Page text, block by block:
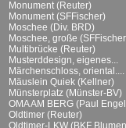
Monument (Reuter)
Monument (SFFischer)
Moschee (Div. BRD)
Moschee, große
Multibrücke (Reuter)
Musterddesign, eigenes...
Märchenschloss, oriental....
Mäuslein Quiek (Kellner)
Münsterplatz (Münster-BV)
OMA AM BERG (Paul
Oldtimer (Reuter)
Oldtimer-LKW (BKF